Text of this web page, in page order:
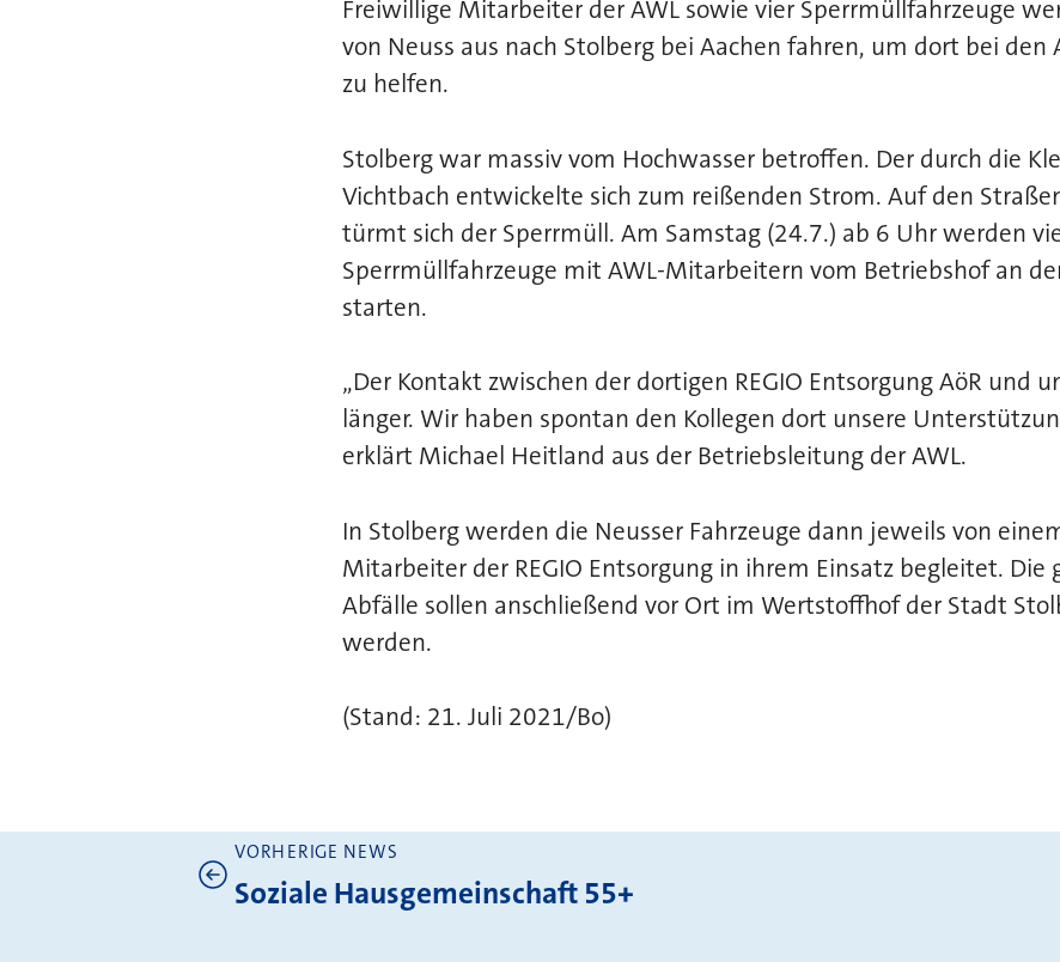
Freiwillige Mitarbeiter der AWL sowie vier Sperrmüllfahrzeuge
von Neuss aus nach Stolberg bei Aachen fahren, um dort bei
zu helfen.
Stolberg war massiv vom Hochwasser betroffen. Der durch die
Vichtbach entwickelte sich zum reißenden Strom. Auf den
türmt sich der Sperrmüll. Am Samstag (24.7.) ab 6 Uhr werden
Sperrmüllfahrzeuge mit AWL-Mitarbeitern vom Betriebshof an
starten.
„Der Kontakt zwischen der dortigen REGIO Entsorgung AöR und
länger. Wir haben spontan den Kollegen dort unsere
erklärt Michael Heitland aus der Betriebsleitung der AWL.
In Stolberg werden die Neusser Fahrzeuge dann jeweils von
Mitarbeiter der REGIO Entsorgung in ihrem Einsatz begleitet. Die
Abfälle sollen anschließend vor Ort im Wertstoffhof der Stadt
werden.
(Stand: 21. Juli 2021/Bo)
Weitere News
VORHERIGE NEWS
Soziale Hausgemeinschaft 55+